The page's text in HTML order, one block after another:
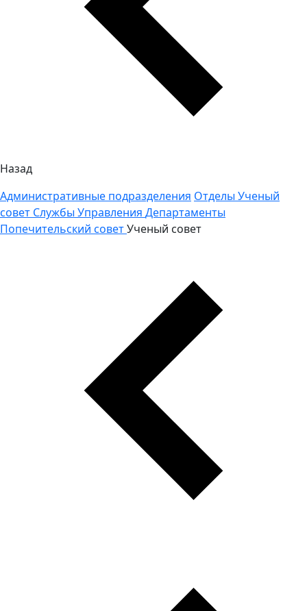
Назад
Административные подразделения Отделы Ученый
совет Службы Управления Департаменты
Попечительский советУченый совет